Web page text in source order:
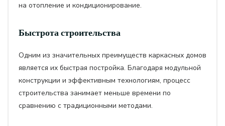
на отопление и кондиционирование.
Быстрота строительства
Одним из значительных преимуществ каркасных домов
является их быстрая постройка. Благодаря модульной
конструкции и эффективным технологиям, процесс
строительства занимает меньше времени по
сравнению с традиционными методами.